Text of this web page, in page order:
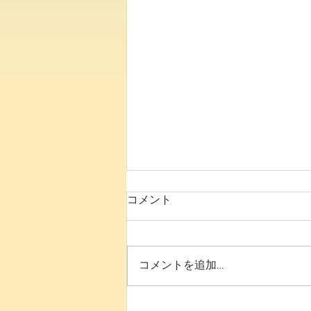
8月の予定です
コメント
コメントを追加…